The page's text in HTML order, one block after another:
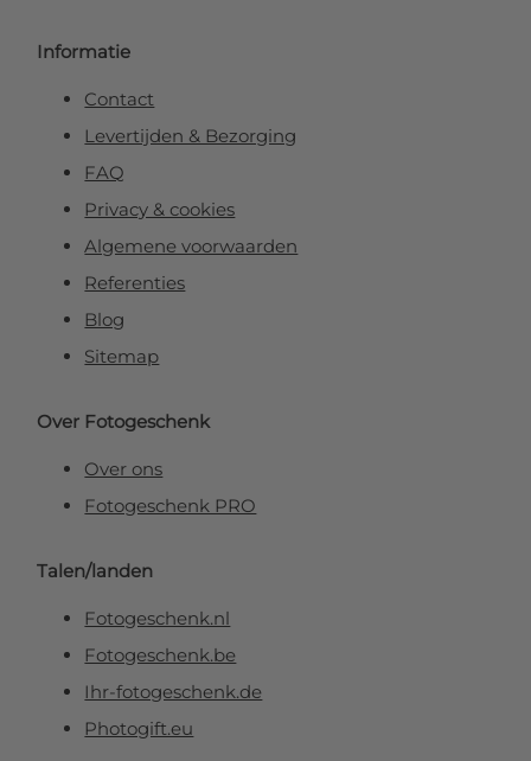
Informatie
Contact
Levertijden & Bezorging
FAQ
Privacy & cookies
Algemene voorwaarden
Referenties
Blog
Sitemap
Over Fotogeschenk
Over ons
Fotogeschenk PRO
Talen/landen
Fotogeschenk.nl
Fotogeschenk.be
Ihr-fotogeschenk.de
Photogift.eu